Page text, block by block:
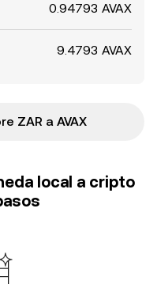
0.94793 AVAX
9.4793 AVAX
ZAR a AVAX
local a cripto